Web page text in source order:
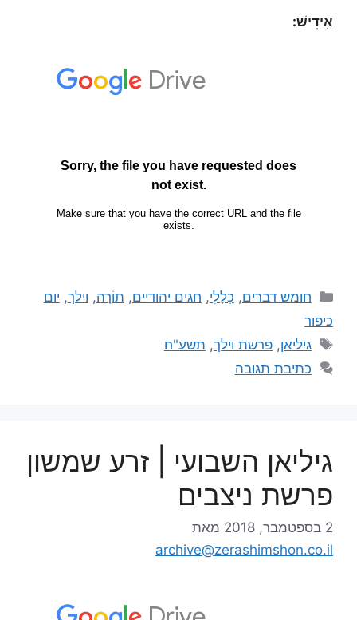
אִידִישׁ:
חומש דברים, כְּלָלִי, חגים יהודיים, תוֹרָה, וילך, יום
כיפור
גיליאן,פרשת וילך, תשע"ח
כתיבת תגובה
גיליאן השבועי | זרע שמשון
פרשת ניצבים
2 בספטמבר, 2018
מאת
archive@zerashimshon.co.il